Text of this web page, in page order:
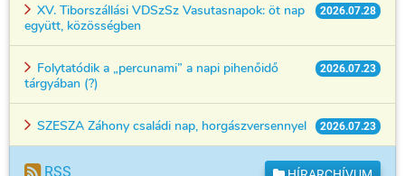
2026.07.28
XV. Tiborszállási VDSzSz Vasutasnapok: öt nap
együtt, közösségben
2026.07.23
Folytatódik a „percunami” a napi pihenőidő
tárgyában (?)
2026.07.23
SZESZA Záhony családi nap, horgászversennyel
RSS